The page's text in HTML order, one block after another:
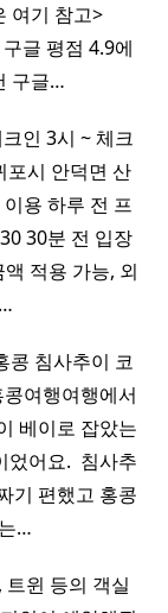
여기 참고>
글 평점 4.9에
구글…
인 3시 ~ 체크
포시 안덕면 산
용 하루 전 프
30분 전 입장
적용 가능, 외
콩 침사추이 코
여행여행에서
베이로 잡았는
었어요. ​ 침사추
기 편했고 홍콩
…
윈 등의 객실